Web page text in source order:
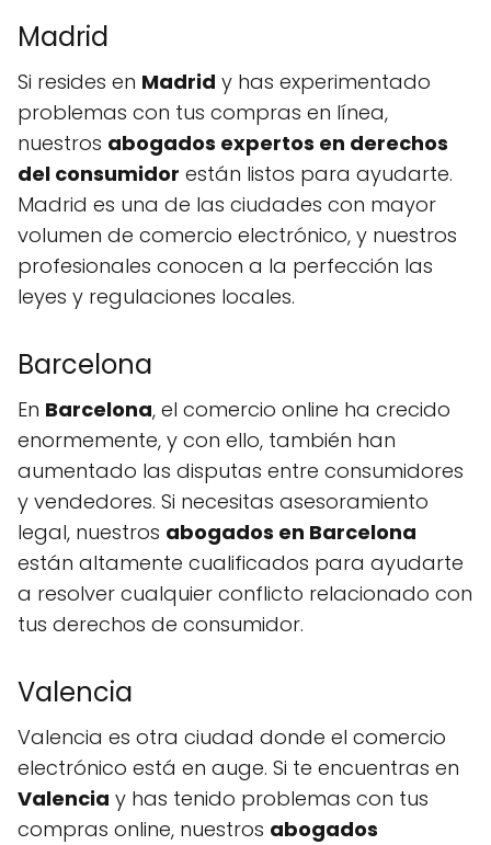
Madrid
Si resides en Madrid y has experimentado
problemas con tus compras en línea,
nuestros abogados expertos en derechos
del consumidor están listos para ayudarte.
Madrid es una de las ciudades con mayor
volumen de comercio electrónico, y nuestros
profesionales conocen a la perfección las
leyes y regulaciones locales.
Barcelona
En Barcelona, el comercio online ha crecido
enormemente, y con ello, también han
aumentado las disputas entre consumidores
y vendedores. Si necesitas asesoramiento
legal, nuestros abogados en Barcelona
están altamente cualificados para ayudarte
a resolver cualquier conflicto relacionado con
tus derechos de consumidor.
Valencia
Valencia es otra ciudad donde el comercio
electrónico está en auge. Si te encuentras en
Valencia y has tenido problemas con tus
compras online, nuestros abogados